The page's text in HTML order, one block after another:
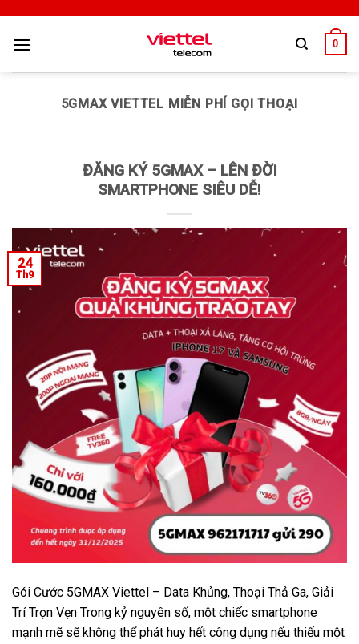
0
5GMAX VIETTEL MIỄN PHÍ GỌI THOẠI
ĐĂNG KÝ 5GMAX – LÊN ĐỜI
SMARTPHONE SIÊU DỄ!
24
Th9
Gói Cước 5GMAX Viettel – Data Khủng, Thoại Thả Ga, Giải
Trí Trọn Vẹn Trong kỷ nguyên số, một chiếc smartphone
mạnh mẽ sẽ không thể phát huy hết công dụng nếu thiếu một